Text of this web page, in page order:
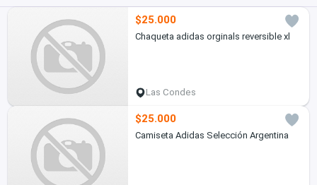
$25.000
Chaqueta adidas orginals reversible xl
Las Condes
$25.000
Camiseta Adidas Selección Argentina